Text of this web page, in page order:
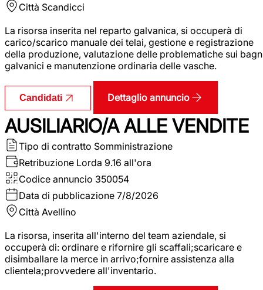
Città Scandicci
La risorsa inserita nel reparto galvanica, si occuperà di
carico/scarico manuale dei telai, gestione e registrazione
della produzione, valutazione delle problematiche sui
galvanici e manutenzione ordinaria delle vasche.
Candidati Dettaglio annuncio
AUSILIARIO/A ALLE VENDITE
Tipo di contratto Somministrazione
Retribuzione Lorda 9.16 all'ora
Codice annuncio 350054
Data di pubblicazione 7/8/2026
Città Avellino
La risorsa, inserita all'interno del team aziendale, si
occuperà di: ordinare e rifornire gli scaffali;scaricare e
disimballare la merce in arrivo;fornire assistenza alla
clientela;provvedere all'inventario.